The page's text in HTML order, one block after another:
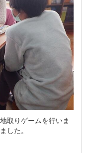
取りゲームを行いま
した。